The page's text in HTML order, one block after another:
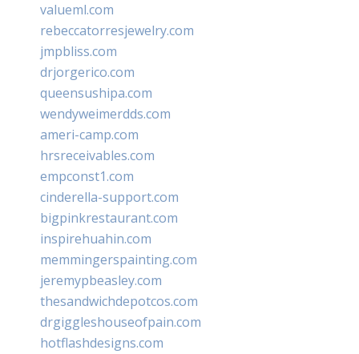
valueml.com
rebeccatorresjewelry.com
jmpbliss.com
drjorgerico.com
queensushipa.com
wendyweimerdds.com
ameri-camp.com
hrsreceivables.com
empconst1.com
cinderella-support.com
bigpinkrestaurant.com
inspirehuahin.com
memmingerspainting.com
jeremypbeasley.com
thesandwichdepotcos.com
drgiggleshouseofpain.com
hotflashdesigns.com